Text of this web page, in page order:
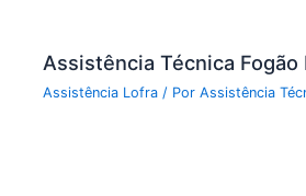
Assistência Técnica Fogão
Assistência Lofra / PorAssistência